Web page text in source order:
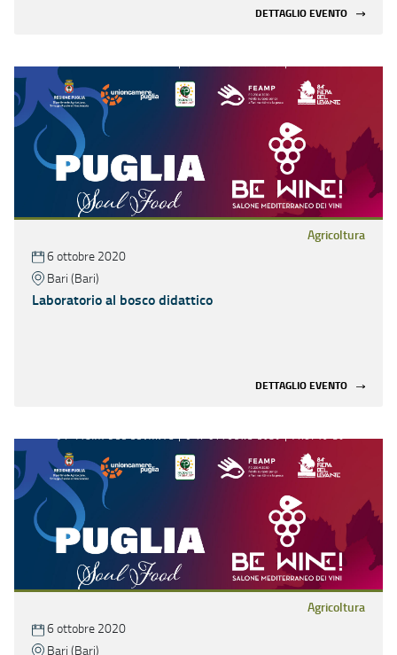
DETTAGLIO EVENTO
Agricoltura
6 ottobre 2020
Bari (Bari)
Laboratorio al bosco didattico
DETTAGLIO EVENTO
Agricoltura
6 ottobre 2020
Bari (Bari)